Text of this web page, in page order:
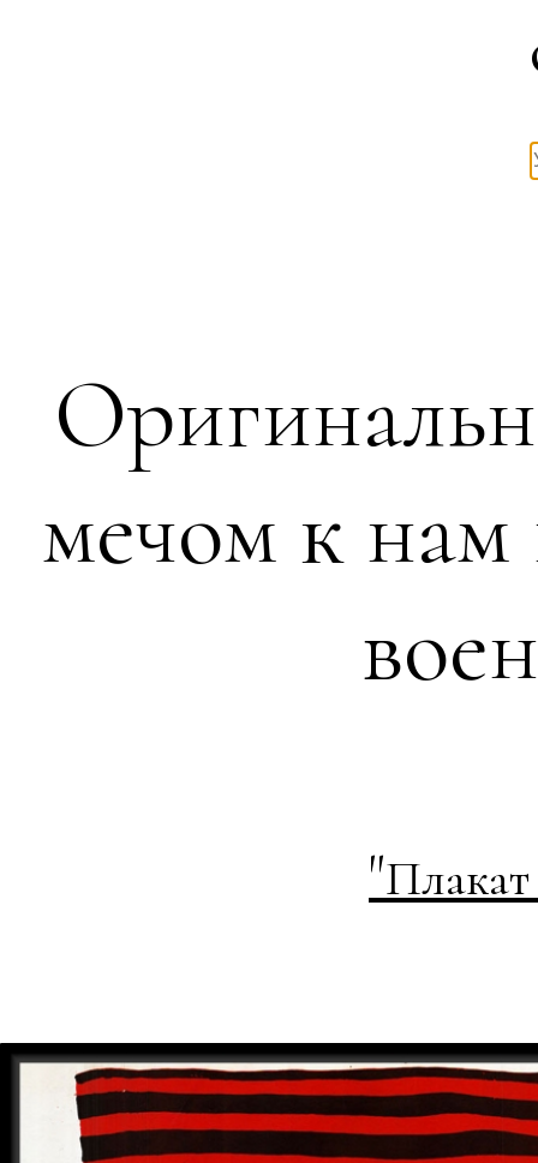
мечом к нам
"